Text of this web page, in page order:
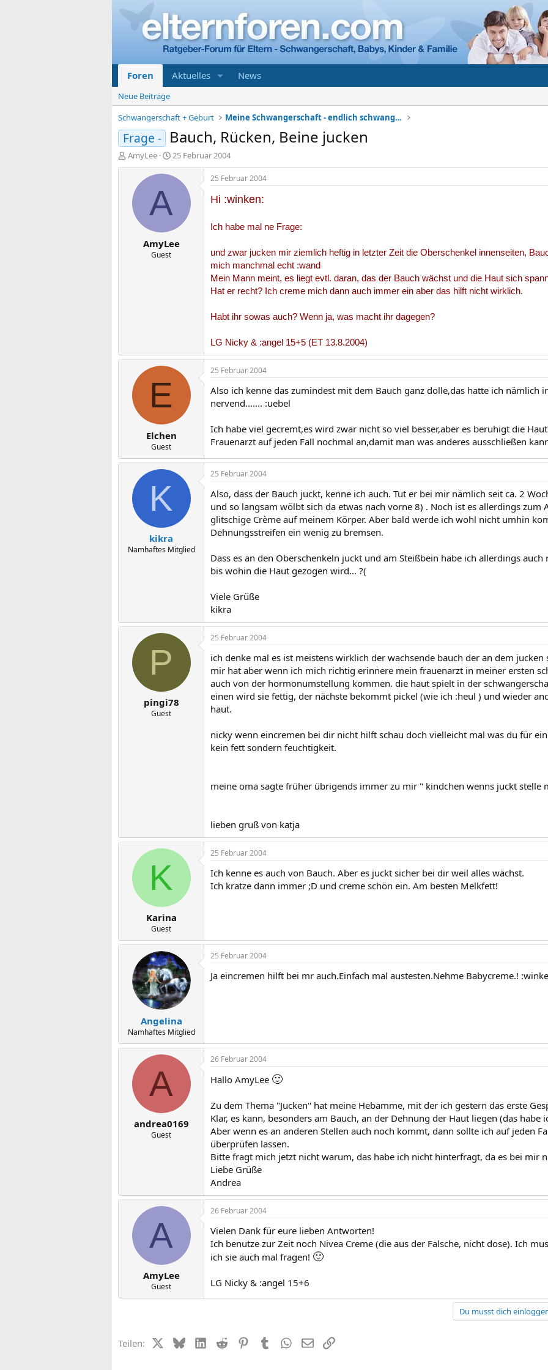
Foren Aktuelles News
Neue Beiträge
Schwangerschaft + Geburt
Meine Schwangerschaft - endlich schwanger
Frage - Bauch, Rücken, Beine jucken
E
r
AmyLee
E
r
s
t
a
25 Februar 2004
A
AmyLee
Guest
25 Februar 2004
Hi :winken:
Ich habe mal ne Frage:
und zwar jucken mir ziemlich heftig in letzter Zeit die Oberschenkel innenseiten,
mich manchmal echt :wand
Mein Mann meint, es liegt evtl. daran, das der Bauch wächst und die Haut sich
Hat er recht? Ich creme mich dann auch immer ein aber das hilft nicht wirklich.
Habt ihr sowas auch? Wenn ja, was macht ihr dagegen?
LG Nicky & :angel 15+5 (ET 13.8.2004)
E
Elchen
Guest
25 Februar 2004
Also ich kenne das zumindest mit dem Bauch ganz dolle,das hatte ich nämlich
nervend....... :uebel
Ich habe viel gecremt,es wird zwar nicht so viel besser,aber es beruhigt die
Frauenarzt auf jeden Fall nochmal an,damit man was anderes ausschließen
K
kikra
Namhaftes Mitglied
25 Februar 2004
Also, dass der Bauch juckt, kenne ich auch. Tut er bei mir nämlich seit ca. 2
und so langsam wölbt sich da etwas nach vorne 8) . Noch ist es allerdings zum
glitschige Crème auf meinem Körper. Aber bald werde ich wohl nicht umhin
Dehnungsstreifen ein wenig zu bremsen.
Dass es an den Oberschenkeln juckt und am Steißbein habe ich allerdings
bis wohin die Haut gezogen wird... ?(
Viele Grüße
kikra
P
pingi78
Guest
25 Februar 2004
ich denke mal es ist meistens wirklich der wachsende bauch der an dem jucken
mir hat aber wenn ich mich richtig erinnere mein frauenarzt in meiner ersten
auch von der hormonumstellung kommen. die haut spielt in der
einen wird sie fettig, der nächste bekommt pickel (wie ich :heul ) und wieder
haut.
nicky wenn eincremen bei dir nicht hilft schau doch vielleicht mal was du für
kein fett sondern feuchtigkeit.
meine oma sagte früher übrigends immer zu mir " kindchen wenns juckt stelle
lieben gruß von katja
K
Karina
Guest
25 Februar 2004
Ich kenne es auch von Bauch. Aber es juckt sicher bei dir weil alles wächst.
Ich kratze dann immer ;D und creme schön ein. Am besten Melkfett!
Angelina
Namhaftes Mitglied
25 Februar 2004
Ja eincremen hilft bei mr auch.Einfach mal austesten.Nehme Babycreme.!
A
andrea0169
Guest
26 Februar 2004
Hallo AmyLee 🙂
Zu dem Thema "Jucken" hat meine Hebamme, mit der ich gestern das erste
Klar, es kann, besonders am Bauch, an der Dehnung der Haut liegen (das habe
Aber wenn es an anderen Stellen auch noch kommt, dann sollte ich auf jeden
überprüfen lassen.
Bitte fragt mich jetzt nicht warum, das habe ich nicht hinterfragt, da es bei mir
Liebe Grüße
Andrea
A
AmyLee
Guest
26 Februar 2004
Vielen Dank für eure lieben Antworten!
Ich benutze zur Zeit noch Nivea Creme (die aus der Falsche, nicht dose). Ich
ich sie auch mal fragen! 🙂
LG Nicky & :angel 15+6
Du musst dich
Teilen: X (Twitter)
BlueskyLinkedIn
Reddit PinterestTumblrWhatsApp
E-MailLink